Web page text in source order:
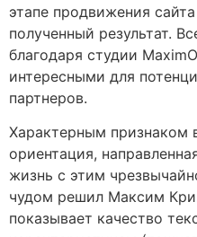
этапе продвижения
полученный результат.
благодаря студии
интересными для
партнеров.
Характерным признаком
ориентация,
жизнь с этим
чудом решил Максим
показывает качество